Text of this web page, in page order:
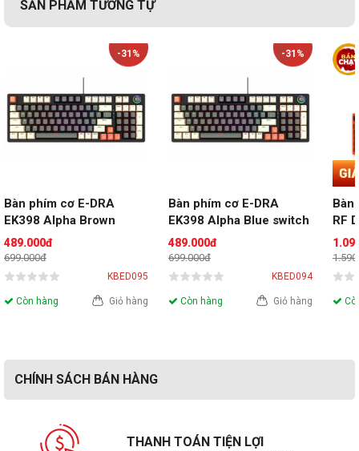
SẢN PHẨM TƯƠNG TỰ
-31%
Bàn phím cơ E-DRA
EK398 Alpha Brown
switch
489.000đ
699.000đ
KBED095
Còn hàng Giỏ hàng
-31%
Bàn phím cơ E-DRA
EK398 Alpha Blue switch
489.000đ
699.000đ
KBED094
Còn hàng Giỏ hàng
RF
v3)
CHÍNH SÁCH BÁN HÀNG
THANH TOÁN TIỆN LỢI